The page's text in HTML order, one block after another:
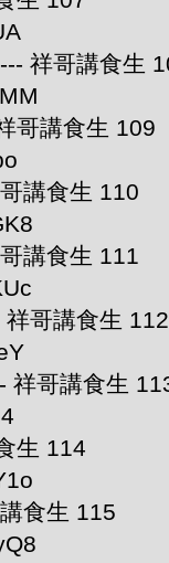
祥哥講食生
哥講食生 109
講食生 110
講食生 111
哥講食生 112
祥哥講食生
生 114
食生 115